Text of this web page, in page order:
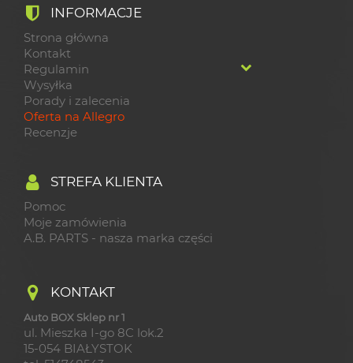
INFORMACJE
Strona główna
Kontakt
Regulamin
Wysyłka
Porady i zalecenia
Oferta na Allegro
Recenzje
STREFA KLIENTA
Pomoc
Moje zamówienia
A.B. PARTS - nasza marka części
KONTAKT
Auto BOX Sklep nr 1
ul. Mieszka I-go 8C lok.2
15-054 BIAŁYSTOK